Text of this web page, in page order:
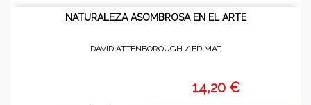
NATURALEZA ASOMBROSA EN EL ARTE
DAVID ATTENBOROUGH / EDIMAT
14,20 €